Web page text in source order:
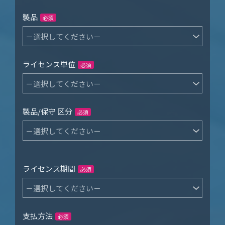
製品 必須
ライセンス単位 必須
製品/保守 区分 必須
ライセンス期間 必須
支払方法 必須